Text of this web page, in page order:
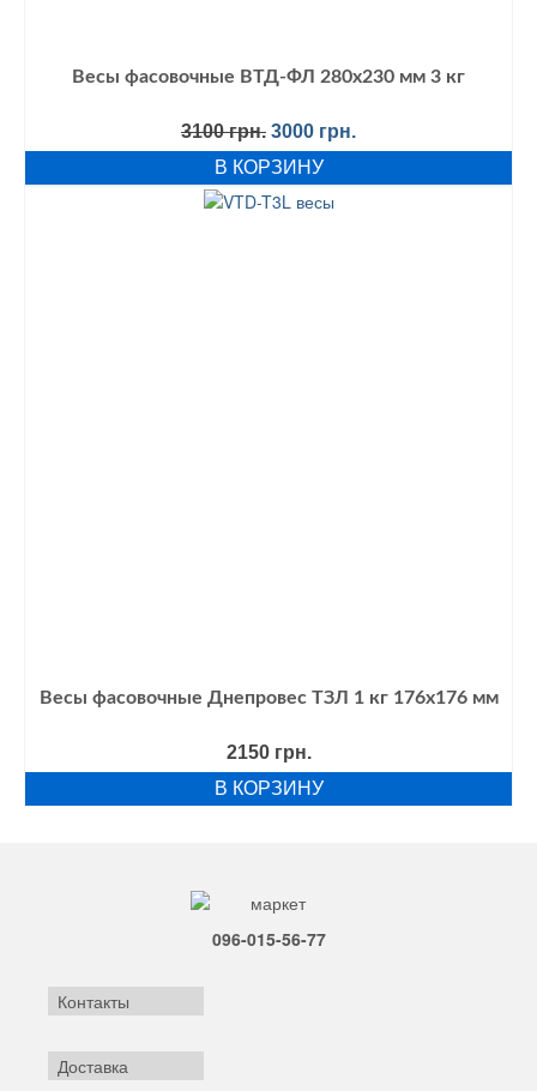
Весы фасовочные ВТД-ФЛ 280х230 мм 3 кг
3100грн. Первоначальная
цена
составляла
3100 грн..
3000 грн.
цена:
В КОРЗИНУ
Весы фасовочные Днепровес ТЗЛ 1 кг 176х176 мм
2150 грн.
В КОРЗИНУ
096-015-56-77
Контакты
Доставка